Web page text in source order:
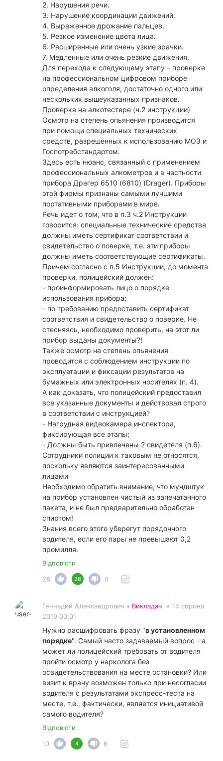
2. Нарушения речи.
3. Нарушение координации движений.
4. Выраженное дрожание пальцев.
5. Резкое изменение цвета лица.
6. Расширенные или очень узкие зрачки.
7. Медленные или очень резкие движения.
Для перехода к следующему этапу – проверке
на профессиональном цифровом приборе
определения алкоголя, достаточно одного или
нескольких вышеуказанных признаков.
Проверка на алкотестере (ч.2 инструкции)
Осмотр на степень опьянения производится
при помощи специальных технических
средств, разрешенных к использованию МОЗ и
Госпотребстандартом.
Здесь есть нюанс, связанный с применением
профессиональных алкометров и в частности
прибора Драгер 6510 (6810) (Drager). Приборы
этой фирмы признаны самыми лучшими
портативными приборами в мире.
Речь идет о том, что в п.3 ч.2 Инструкции
говорится: специальные технические средства
должны иметь сертификат соответствии и
свидетельство о поверке, т.е. эти приборы
должны иметь соответствующие сертификаты.
Причем согласно с п.5 Инструкции, до момента
проверки, полицейский должен:
- проинформировать лицо о порядке
использования прибора;
- по требованию предоставить сертификат
соответствия и свидетельство о поверке. Не
стесняясь, необходимо проверить, на этот ли
прибор выданы документы?!
Также осмотр на степень опьянения
проводится с соблюдением инструкции по
эксплуатации и фиксации результатов на
бумажных или электронных носителях (п. 4).
А как доказать, что полицейский предоставил
все указанные документы и действовал строго
в соответствии с инструкцией?
- Нагрудная видеокамера инспектора,
фиксирующая все этапы;
- Должны быть привлечены 2 свидетеля (п.6).
Сотрудники полиции к таковым не относятся,
поскольку являются заинтересованными
лицами
Необходимо обратить внимание, что мундштук
на прибор установлен чистый из запечатанного
пакета, и не был предварительно обработан
спиртом!
Знания всего этого уберегут порядочного
водителя, если его пары не превышают 0,2
промилля.
Відповісти
28
28 0
Геннадий Александрович • Викладач • 14 серпня
2019 00:01
Нужно расшифровать фразу "в установленном
порядке". Самый часто задаваемый вопрос - а
может ли полицейский требовать от водителя
пройти осмотр у нарколога без
освидетельствования на месте остановки? Или
визит к врачу возможен только при несогласии
водителя с результатами экспресс-теста на
месте, т.е., фактически, является инициативой
самого водителя?
Відповісти
10
4 6